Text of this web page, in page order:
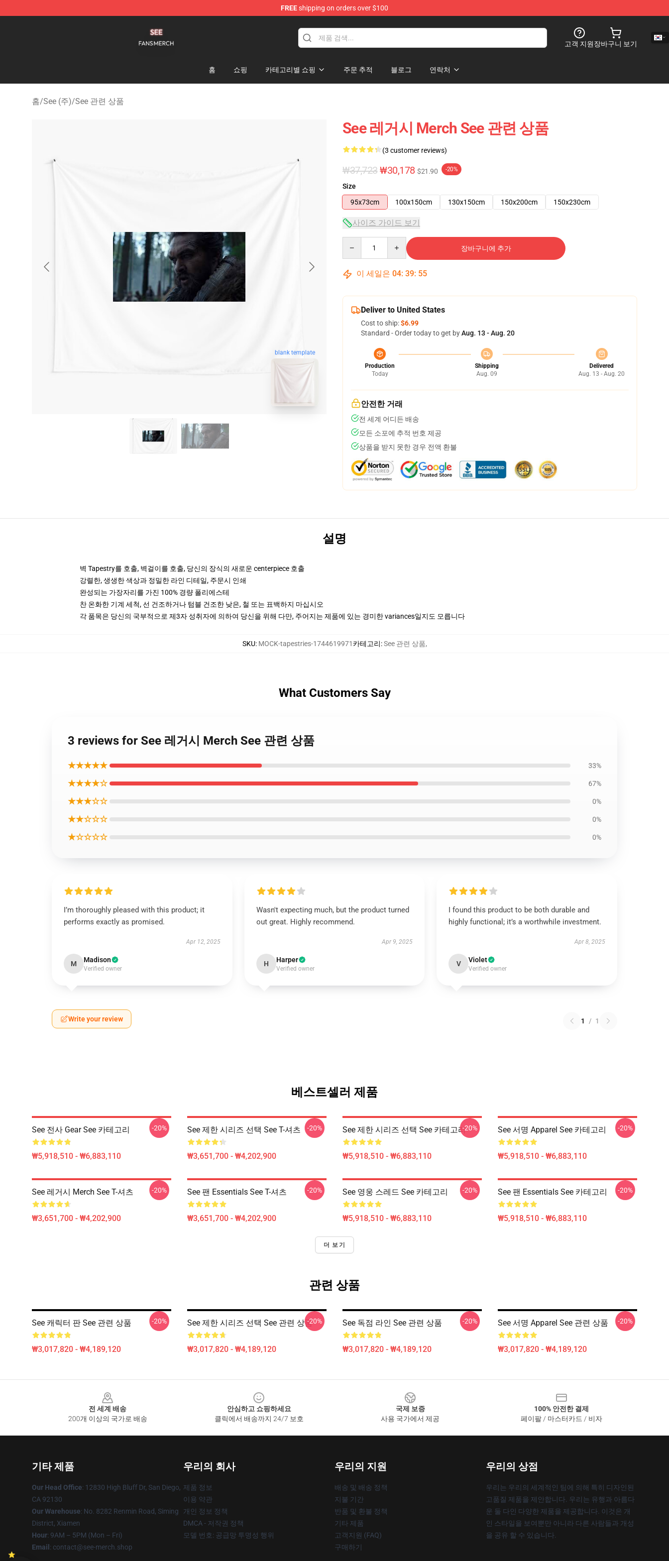
FREEshipping on orders over $100
고객 지원장바구니 보기
홈 쇼핑 카테고리별 쇼핑 주문 추적 블로그 연락처
홈/See (주)/See 관련 상품
blank template
See 레거시 Merch See 관련 상품
(3 customer reviews)
₩37,723 ₩30,178 $21.90 -20%
Size
95x73cm
100x150cm 130x150cm 150x200cm 150x230cm
사이즈 가이드 보기
장바구니에 추가
이 세일은 04: 39: 54
Deliver to United States
Cost to ship:$6.99
Standard - Order today to get byAug. 13 - Aug. 20
Production
Today
Shipping
Aug. 09
Delivered
Aug. 13 - Aug. 20
안전한 거래
전 세계 어디든 배송
모든 소포에 추적 번호 제공
상품을 받지 못한 경우 전액 환불
설명
벽 Tapestry를 호출, 벽걸이를 호출, 당신의 장식의 새로운 centerpiece 호출
강렬한, 생생한 색상과 정밀한 라인 디테일, 주문시 인쇄
완성되는 가장자리를 가진 100% 경량 폴리에스테
찬 온화한 기계 세척, 선 건조하거나 텀블 건조한 낮은, 철 또는 표백하지 마십시오
각 품목은 당신의 국부적으로 제3자 성취자에 의하여 당신을 위해 다만, 주어지는 제품에 있는 경미한 variances일지도 모릅니다
SKU: MOCK-tapestries-1744619971 카테고리:See 관련 상품,
What Customers Say
3 reviews for See 레거시 Merch See 관련 상품
★★★★★ 33%
★★★★☆ 67%
★★★☆☆ 0%
★★☆☆☆ 0%
★☆☆☆☆ 0%
I’m thoroughly pleased with this product; it
performs exactly as promised.
Apr 12, 2025
M Madison
Verified owner
Wasn't expecting much, but the product turned
out great. Highly recommend.
Apr 9, 2025
H Harper
Verified owner
I found this product to be both durable and
highly functional; it’s a worthwhile investment.
Apr 8, 2025
V Violet
Verified owner
Write your review 1 / 1
베스트셀러 제품
See 전사 Gear See 카테고리
₩5,918,510 - ₩6,883,110
-20% See 제한 시리즈 선택 See T-셔츠
₩3,651,700 - ₩4,202,900
-20% See 제한 시리즈 선택 See 카테고리
₩5,918,510 - ₩6,883,110
-20% See 서명 Apparel See 카테고리
₩5,918,510 - ₩6,883,110
-20%
See 레거시 Merch See T-셔츠
₩3,651,700 - ₩4,202,900
-20% See 팬 Essentials See T-셔츠
₩3,651,700 - ₩4,202,900
-20% See 영웅 스레드 See 카테고리
₩5,918,510 - ₩6,883,110
-20% See 팬 Essentials See 카테고리
₩5,918,510 - ₩6,883,110
-20%
더 보기
관련 상품
See 캐릭터 판 See 관련 상품
₩3,017,820 - ₩4,189,120
-20% See 제한 시리즈 선택 See 관련 상품
₩3,017,820 - ₩4,189,120
-20% See 독점 라인 See 관련 상품
₩3,017,820 - ₩4,189,120
-20% See 서명 Apparel See 관련 상품
₩3,017,820 - ₩4,189,120
-20%
전 세계 배송
200개 이상의 국가로 배송
안심하고 쇼핑하세요
클릭에서 배송까지 24/7 보호
국제 보증
사용 국가에서 제공
100% 안전한 결제
페이팔 / 마스터카드 / 비자
기타 제품
Our Head Office: 12830 High Bluff Dr, San Diego,
CA 92130
Our Warehouse: No. 8282 Renmin Road, Siming
District, Xiamen
Hour: 9AM – 5PM (Mon – Fri)
Email : contact@see-merch.shop
우리의 회사
제품 정보
이용 약관
개인 정보 정책
DMCA - 저작권 정책
모델 번호: 공급망 투명성 행위
우리의 지원
배송 및 배송 정책
지불 기간
반품 및 환불 정책
기타 제품
고객지원 (FAQ)
구매하기
우리의 상점
우리는 우리의 세계적인 팀에 의해 특히 디자인된
고품질 제품을 제안합니다. 우리는 유행과 아름다
운 둘 다인 다양한 제품을 제공합니다. 이것은 개
인 스타일을 보여뿐만 아니라 다른 사람들과 개성
을 공유 할 수 있습니다.